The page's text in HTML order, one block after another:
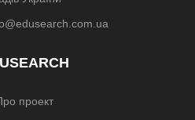
проект